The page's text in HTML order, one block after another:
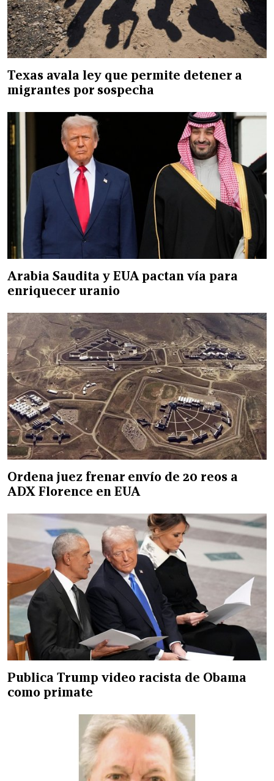
Texas avala ley que permite detener a
migrantes por sospecha
Arabia Saudita y EUA pactan vía para
enriquecer uranio
Ordena juez frenar envío de 20 reos a
ADX Florence en EUA
Publica Trump video racista de Obama
como primate